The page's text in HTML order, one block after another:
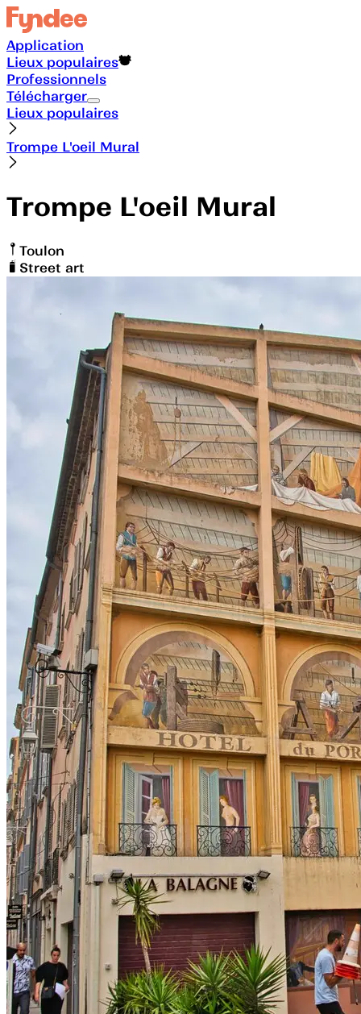
Application
Lieux populaires
Professionnels
Télécharger
Lieux populaires
Trompe L'oeil Mural
Trompe L'oeil Mural
Toulon
Street art